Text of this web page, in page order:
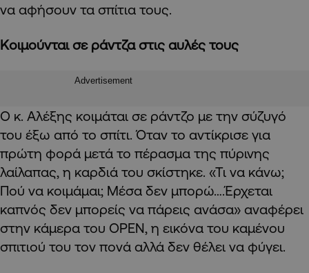
να αφήσουν τα σπίτια τους.
Κοιμούνται σε ράντζα στις αυλές τους
Advertisement
Ο κ. Αλέξης κοιμάται σε ράντζο με την σύζυγό
του έξω από το σπίτι. Όταν το αντίκρισε για
πρώτη φορά μετά το πέρασμα της πύρινης
λαίλαπας, η καρδιά του σκίστηκε. «Τι να κάνω;
Πού να κοιμάμαι; Μέσα δεν μπορώ….Έρχεται
καπνός δεν μπορείς να πάρεις ανάσα» αναφέρει
στην κάμερα του OPEN, η εικόνα του καμένου
σπιτιού του τον πονά αλλά δεν θέλει να φύγει.